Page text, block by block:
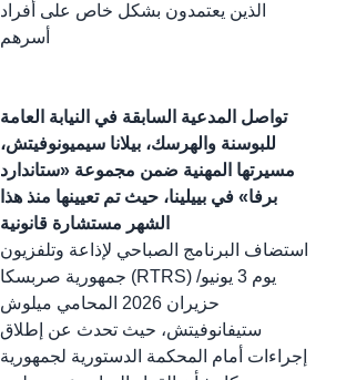
الذين يعتمدون بشكل خاص على أفراد
أسرهم
تواصل المدعية السابقة في النيابة العامة
للبوسنة والهرسك، بيلانا سيميونوفيتش،
مسيرتها المهنية ضمن مجموعة «ستاندارد
برفا» في بييلينا، حيث تم تعيينها منذ هذا
الشهر مستشارة قانونية
استضاف البرنامج الصباحي لإذاعة وتلفزيون
جمهورية صربسكا (RTRS) يوم 3 يونيو/
حزيران 2026 المحامي ميلوش
ستيفانوفيتش، حيث تحدث عن إطلاق
إجراءات أمام المحكمة الدستورية لجمهورية